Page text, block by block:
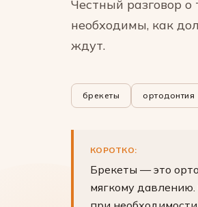
Честный разговор
необходимы, как
ждут.
брекеты ортодонтия
КОРОТКО:
Брекеты — это
мягкому